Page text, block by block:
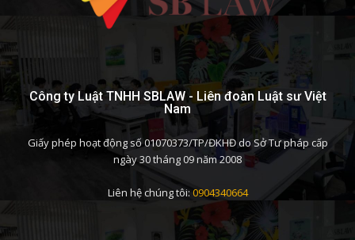
Công ty Luật TNHH SBLAW - Liên đoàn Luật sư Việt
Nam
Giấy phép hoạt động số 01070373/TP/ĐKHĐ do Sở Tư pháp cấp
ngày 30 tháng 09 năm 2008
Liên hệ chúng tôi: 0904340664